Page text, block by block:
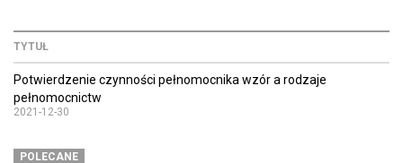
TYTUŁ
Potwierdzenie czynności pełnomocnika wzór a rodzaje
pełnomocnictw
2021-12-30
POLECANE